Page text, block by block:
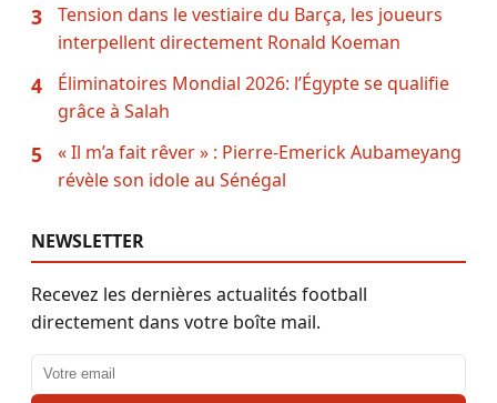
3
Tension dans le vestiaire du Barça, les joueurs
interpellent directement Ronald Koeman
4
Éliminatoires Mondial 2026: l’Égypte se qualifie
grâce à Salah
5
« Il m’a fait rêver » : Pierre-Emerick Aubameyang
révèle son idole au Sénégal
NEWSLETTER
Recevez les dernières actualités football
directement dans votre boîte mail.
Adresse email